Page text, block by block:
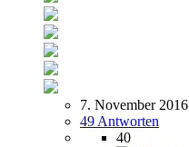
7. November 2016
49 Antworten
40